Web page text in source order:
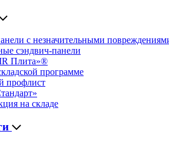
с незначительными
сэндвич-панели
Плита»®
программе
профлист
на складе